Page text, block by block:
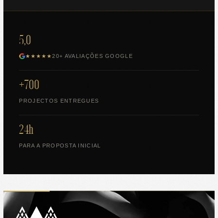
5,0
★★★★★20+ AVALIAÇÕES GOOGLE
+700
PROJECTOS ENTREGUES
24h
PARA A PROPOSTA INICIAL